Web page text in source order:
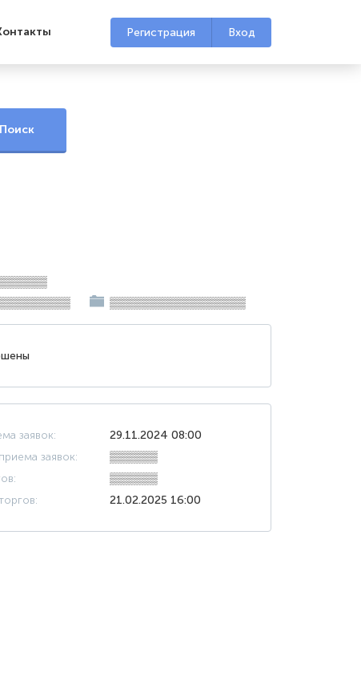
Регистрация Вход
▒▒▒▒▒▒▒▒▒▒▒▒▒▒▒▒▒
заявок:
29.11.2024 08:00
заявок:
▒▒▒▒▒▒
▒▒▒▒▒▒
21.02.2025 16:00